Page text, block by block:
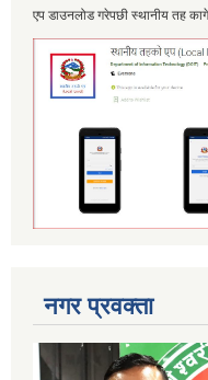
एप डाउनलोड गरेपछी स्थानीय तह
नगर प्रवक्ता